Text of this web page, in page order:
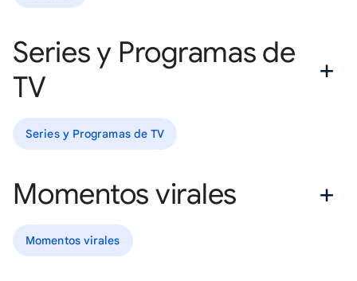
Series y Programas de
TV
Series y Programas de TV
Momentos virales
Momentos virales